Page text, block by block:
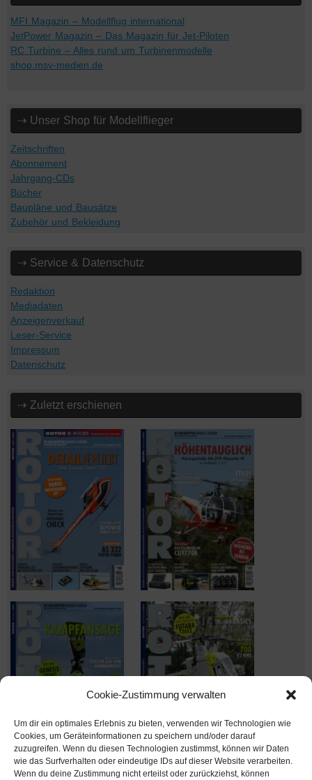
Cookie-Zustimmung verwalten
Um dir ein optimales Erlebnis zu bieten, verwenden wir Technologien wie
Cookies, um Geräteinformationen zu speichern und/oder darauf
zuzugreifen. Wenn du diesen Technologien zustimmst, können wir Daten
wie das Surfverhalten oder eindeutige IDs auf dieser Website verarbeiten.
Wenn du deine Zustimmung nicht erteilst oder zurückziehst, können
MFI Magazin – Modellflug international
JetPower Magazin – Das Magazin für Jet-Piloten
RC Turbine – Alles rund um Turbinenmodelle
shop.msv-medien.de
⇢ Unser Shop für Modellflieger
Zeitschriften
Abonnement
Jahrgang-CDs
Bücher
Baupläne und Bausätze
Zubehör und Bekleidung
⇢ Service & Datenschutz
Redaktion
Mediadaten
Anzeigenverkauf
Leser-Service
Impressum
Datenschutz
⇢ Zuletzt erschienen